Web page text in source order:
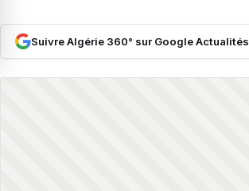
Suivre Algérie 360° sur Google Actualités